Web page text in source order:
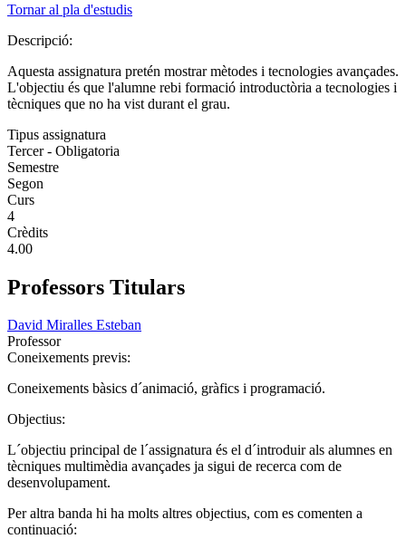
Tornar al pla d'estudis
Descripció:
Aquesta assignatura pretén mostrar mètodes i tecnologies avançades.
L'objectiu és que l'alumne rebi formació introductòria a tecnologies i
tècniques que no ha vist durant el grau.
Tipus assignatura
Tercer - Obligatoria
Semestre
Segon
Curs
4
Crèdits
4.00
Professors Titulars
David Miralles Esteban
Professor
Coneixements previs:
Coneixements bàsics d´animació, gràfics i programació.
Objectius:
L´objectiu principal de l´assignatura és el d´introduir als alumnes en
tècniques multimèdia avançades ja sigui de recerca com de
desenvolupament.
Per altra banda hi ha molts altres objectius, com es comenten a
continuació: